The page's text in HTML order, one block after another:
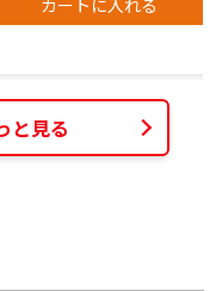
カートに入れる
と見る